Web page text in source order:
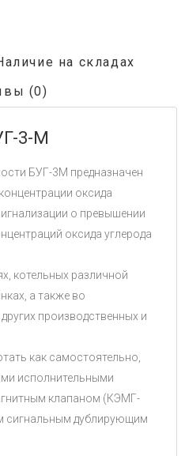
на складах
(0)
3-М
БУГ-3М предназначен
оксида
о превышении
оксида углерода
котельных различной
а также во
производственных и
как самостоятельно,
исполнительными
клапаном (КЭМГ-
сигнальным дублирующим